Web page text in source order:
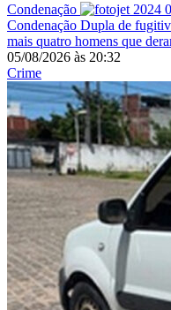
Condenação
Condenação Dupla de
mais quatro homens que
05/08/2026 às 20:32
Crime